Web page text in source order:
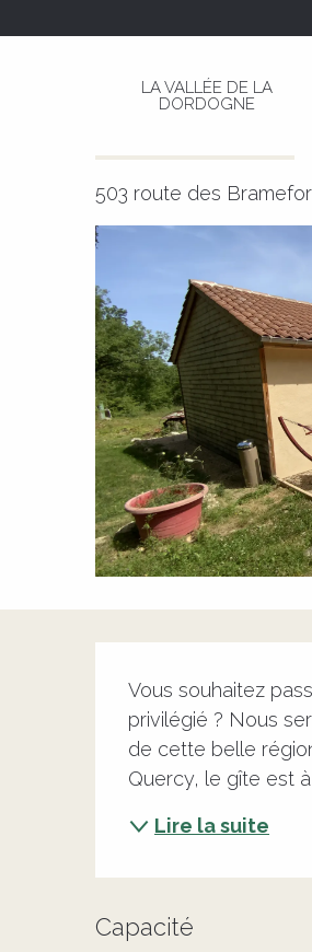
LA VALLÉE DE LA
DORDOGNE
La ch'tite
503 route des
Vous souhaitez
privilégié ? Nous
de cette belle
Quercy, le gîte est
Lire la suite
Capacité